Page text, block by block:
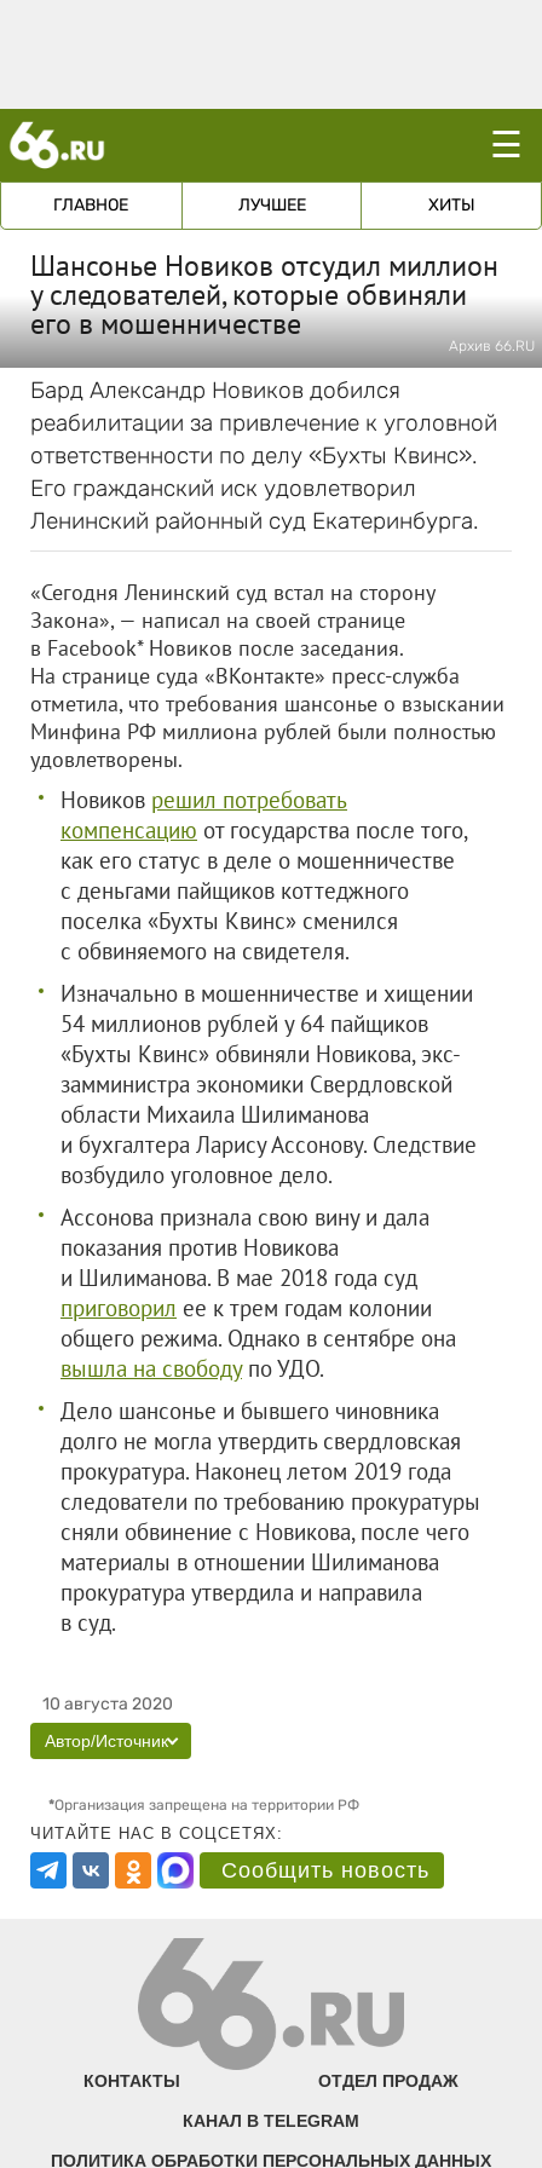
☰
ГЛАВНОЕ ЛУЧШЕЕ ХИТЫ
Шансонье Новиков отсудил миллион
у следователей, которые обвиняли
его в мошенничестве
Архив 66.RU
Бард Александр Новиков добился
реабилитации за привлечение к уголовной
ответственности по делу «Бухты Квинс».
Его гражданский иск удовлетворил
Ленинский районный суд Екатеринбурга.
«Сегодня Ленинский суд встал на сторону
Закона», — написал на своей странице
в Facebook* Новиков после заседания.
На странице суда «ВКонтакте» пресс-служба
отметила, что требования шансонье о взыскании
Минфина РФ миллиона рублей были полностью
удовлетворены.
Новиков решил потребовать
компенсацию от государства после того,
как его статус в деле о мошенничестве
с деньгами пайщиков коттеджного
поселка «Бухты Квинс» сменился
с обвиняемого на свидетеля.
Изначально в мошенничестве и хищении
54 миллионов рублей у 64 пайщиков
«Бухты Квинс» обвиняли Новикова, экс-
замминистра экономики Свердловской
области Михаила Шилиманова
и бухгалтера Ларису Ассонову. Следствие
возбудило уголовное дело.
Ассонова признала свою вину и дала
показания против Новикова
и Шилиманова. В мае 2018 года суд
приговорил ее к трем годам колонии
общего режима. Однако в сентябре она
вышла на свободупо УДО.
Дело шансонье и бывшего чиновника
долго не могла утвердить свердловская
прокуратура. Наконец летом 2019 года
следователи по требованию прокуратуры
сняли обвинение с Новикова, после чего
материалы в отношении Шилиманова
прокуратура утвердила и направила
в суд.
10 августа 2020
Автор/Источник
*Организация запрещена на территории РФ
ЧИТАЙТЕ НАС В СОЦСЕТЯХ:
Сообщить новость
КОНТАКТЫ ОТДЕЛ ПРОДАЖ
КАНАЛ В TELEGRAM
ПОЛИТИКА ОБРАБОТКИ ПЕРСОНАЛЬНЫХ ДАННЫХ